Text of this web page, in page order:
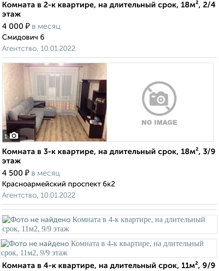
Комната в 2-к квартире, на длительный срок, 18м², 2/4
этаж
4 000 ₽ в месяц
Смидович 6
Агентство, 10.01.2022
1
Комната в 3-к квартире, на длительный срок, 18м², 3/9
этаж
4 500 ₽ в месяц
Красноармейский проспект 6к2
Агентство, 10.01.2022
Комната в 4-к квартире, на длительный срок, 11м², 9/9